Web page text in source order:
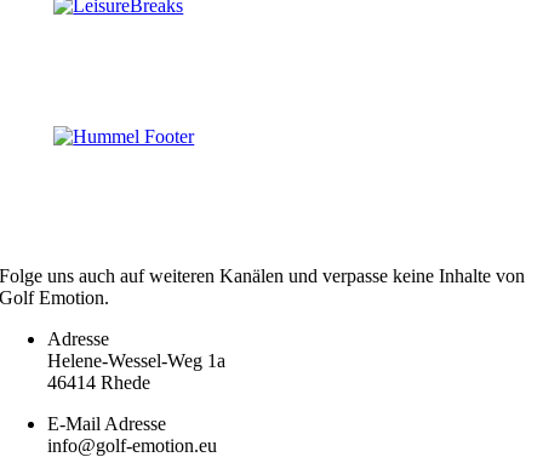
Folge uns auch auf weiteren Kanälen und verpasse keine Inhalte von
Golf Emotion.
Adresse
Helene-Wessel-Weg 1a
46414 Rhede
E-Mail Adresse
info@golf-emotion.eu